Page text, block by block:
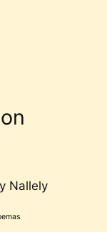
Nallely